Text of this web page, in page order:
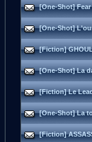
[One-Shot]
[One-Shot]
[Fiction]
[One-Shot] La
[Fiction] Le
[One-Shot] La
[Fiction]